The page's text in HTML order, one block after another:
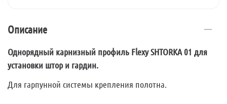
Описание
Однорядный карнизный профиль Flexy SHTORKA 01 для
установки штор и гардин.
Для гарпунной системы крепления полотна.